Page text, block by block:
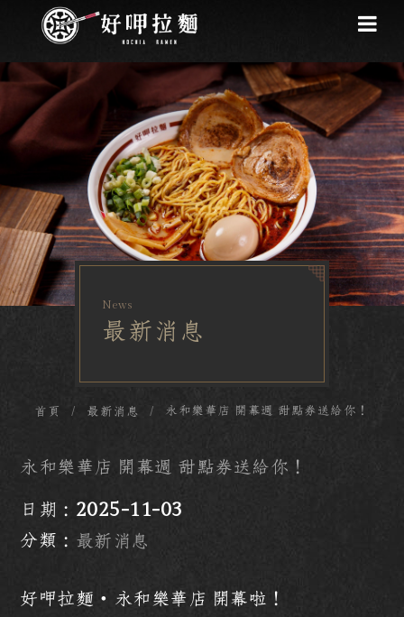
News
最新消息
首頁 最新消息 永和樂華店 開幕週 甜點券送給你！
永和樂華店 開幕週 甜點券送給你！
日期： 2025-11-03
分類： 最新消息
好呷拉麵・永和樂華店 開幕啦！